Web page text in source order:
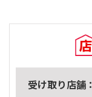
受け取り店舗：